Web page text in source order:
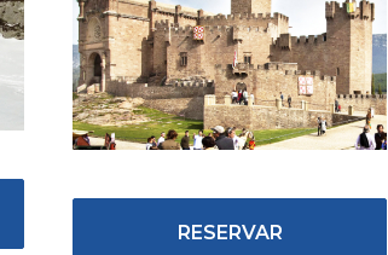
RESERVAR